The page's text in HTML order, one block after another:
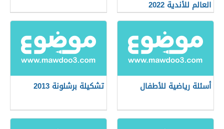
العالم للأندية 2022
أسئلة رياضية للأطفال تشكيلة برشلونة 2013